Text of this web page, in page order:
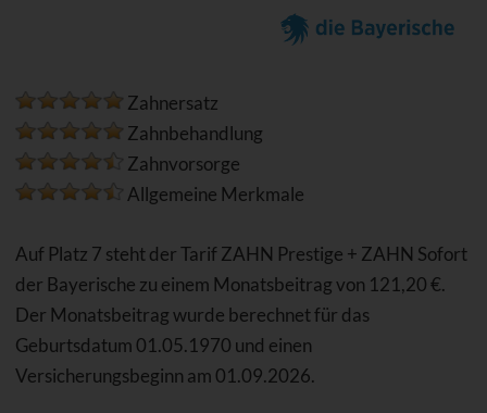
Zahnersatz
Zahnbehandlung
Zahnvorsorge
Allgemeine Merkmale
Auf Platz 7 steht der Tarif ZAHN Prestige + ZAHN Sofort
der Bayerische zu einem Monatsbeitrag von 121,20 €.
Der Monatsbeitrag wurde berechnet für das
Geburtsdatum 01.05.1970 und einen
Versicherungsbeginn am 01.09.2026.